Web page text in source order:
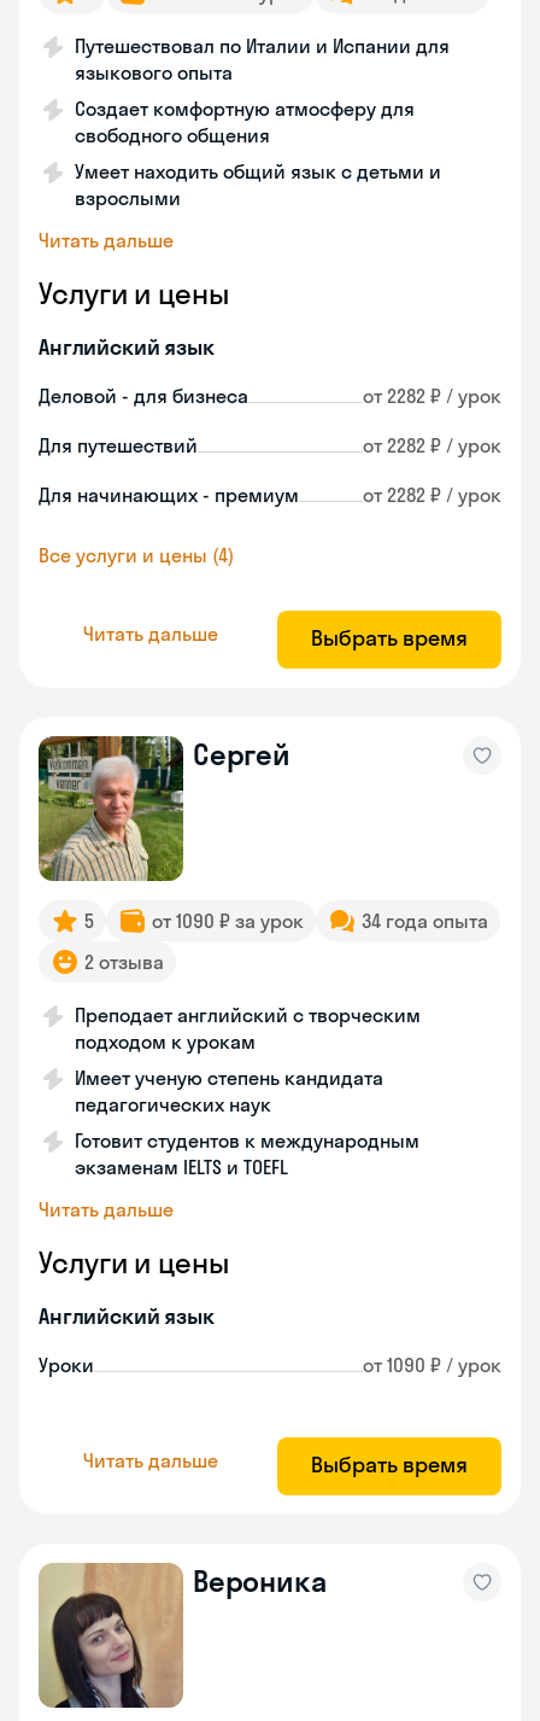
Путешествовал по Италии и Испании для
языкового опыта
Создает комфортную атмосферу для
свободного общения
Умеет находить общий язык с детьми и
взрослыми
Читать дальше
Услуги и цены
Английский язык
Деловой - для бизнеса от 2282 ₽ / урок
Для путешествий от 2282 ₽ / урок
Для начинающих - премиум от 2282 ₽ / урок
Все услуги и цены (4)
Читать дальше Выбрать время
Сергей
5 от 1090 ₽ за урок
34 года опыта
2 отзыва
Преподает английский с творческим
подходом к урокам
Имеет ученую степень кандидата
педагогических наук
Готовит студентов к международным
экзаменам IELTS и TOEFL
Читать дальше
Услуги и цены
Английский язык
Уроки от 1090 ₽ / урок
Читать дальше Выбрать время
Вероника